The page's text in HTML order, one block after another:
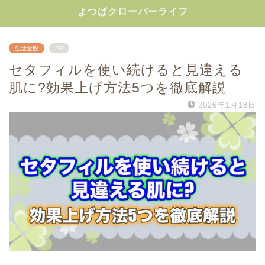
よつばクローバーライフ
生活全般 PR
セタフィルを使い続けると見違える
肌に?効果上げ方法5つを徹底解説
2026年1月18日